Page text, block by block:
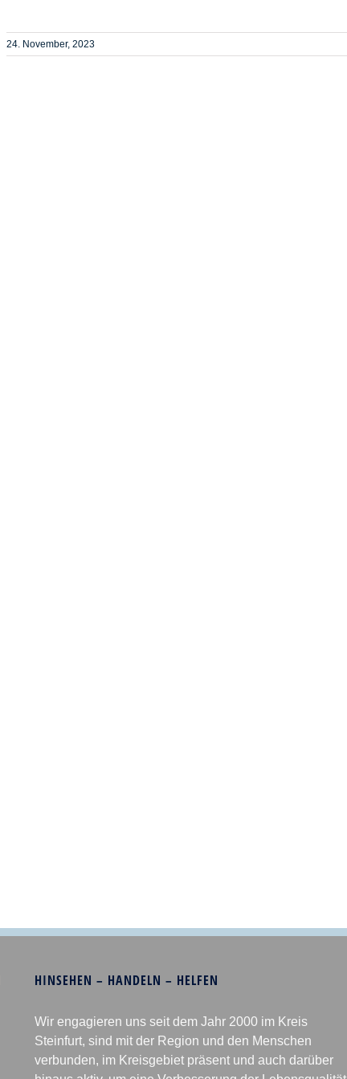
24. November, 2023
HINSEHEN – HANDELN – HELFEN
Wir engagieren uns seit dem Jahr 2000 im Kreis
Steinfurt, sind mit der Region und den Menschen
verbunden, im Kreisgebiet präsent und auch darüber